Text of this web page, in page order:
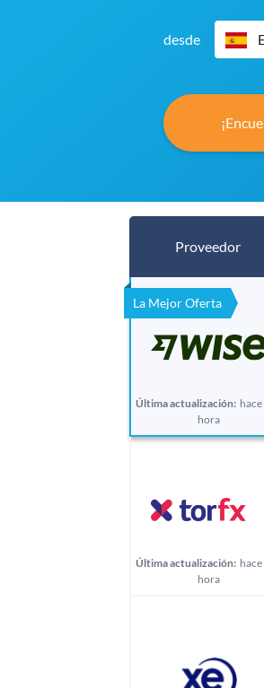
desde
Proveedor
La Mejor Oferta
Última actualización:
hora
Última actualización:
hora